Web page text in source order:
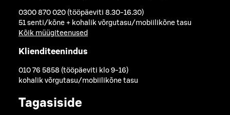
0300 870 020 (tööpäeviti 8.30-16.30)
51 senti/kõne + kohalik võrgutasu/mobiilikõne tasu
Kõik müügiteenused
Klienditeenindus
010 76 5858 (tööpäeviti klo 9-16)
kohalik võrgutasu/mobiilikõne tasu
Tagasiside